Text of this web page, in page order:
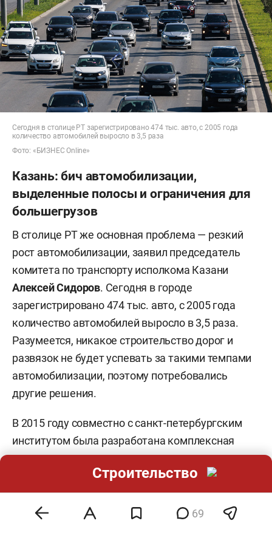
Сегодня в столице РТ зарегистрировано 474 тыс. авто, с 2005 года
количество автомобилей выросло в 3,5 раза
Фото: «БИЗНЕС Online»
Казань: бич автомобилизации,
выделенные полосы и ограничения для
большегрузов
В столице РТ же основная проблема — резкий
рост автомобилизации, заявил председатель
комитета по транспорту исполкома Казани
Алексей Сидоров. Сегодня в городе
зарегистрировано 474 тыс. авто, с 2005 года
количество автомобилей выросло в 3,5 раза.
Разумеется, никакое строительство дорог и
развязок не будет успевать за такими темпами
автомобилизации, поэтому потребовались
другие решения.
В 2015 году совместно с санкт-петербургским
институтом была разработана комплексная
схема организации дорожного движения, в том
числе и АСУДД, уже упоминавшаяся Чукиным.
Эту систему начали внедрять в столице РТ в
2012-м в преддверии Универсиады. Тогда она
69
Строительство